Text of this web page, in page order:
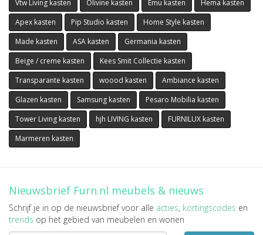
Vtw Living kasten
Olivine kasten Emu kasten
Hema kasten
Apex kasten
Pip Studio kasten
Home Style kasten
Made kasten
ASA kasten
Germania kasten
Beige / creme kasten
Kees Smit Collectie kasten
Transparante kasten
woood kasten
Ambiance kasten
Glazen kasten
Samsung kasten
Pesaro Mobilia kasten
Tower Living kasten
hjh LIVING kasten
FURNILUX kasten
Marmeren kasten
Nieuwsbrief Furn.nl meubels & nieuws
Schrijf je in op de nieuwsbrief voor alle acties, kortingscodes en
trends op het gebied van meubelen en wonen